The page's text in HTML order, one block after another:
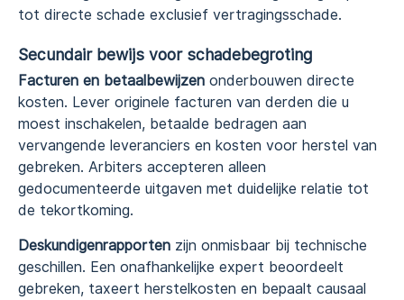
tot directe schade exclusief vertragingsschade.
Secundair bewijs voor schadebegroting
Facturen en betaalbewijzen onderbouwen directe
kosten. Lever originele facturen van derden die u
moest inschakelen, betaalde bedragen aan
vervangende leveranciers en kosten voor herstel van
gebreken. Arbiters accepteren alleen
gedocumenteerde uitgaven met duidelijke relatie tot
de tekortkoming.
Deskundigenrapporten zijn onmisbaar bij technische
geschillen. Een onafhankelijke expert beoordeelt
gebreken, taxeert herstelkosten en bepaalt causaal